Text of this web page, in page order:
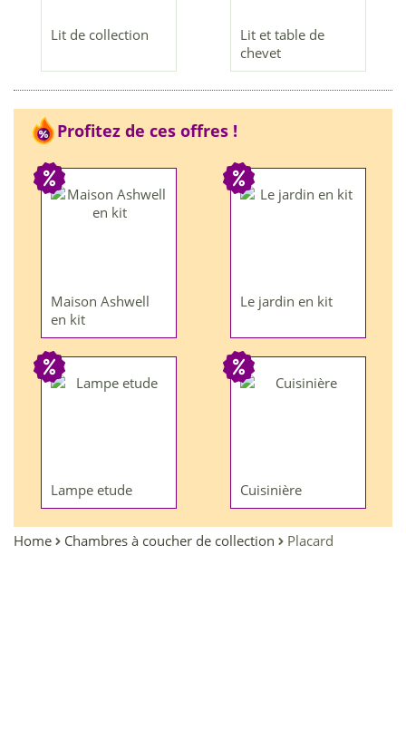
Lit de collection
Lit et table de
chevet
Profitez de ces offres !
Maison Ashwell
en kit
Le jardin en kit
Lampe etude Cuisinière
Home Chambres à coucher de collection Placard